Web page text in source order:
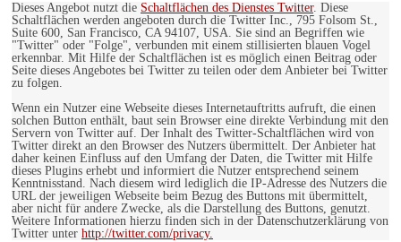
Dieses Angebot nutzt die Schaltflächen des Dienstes Twitter. Diese
Schaltflächen werden angeboten durch die Twitter Inc., 795 Folsom St.,
Suite 600, San Francisco, CA 94107, USA. Sie sind an Begriffen wie
"Twitter" oder "Folge", verbunden mit einem stillisierten blauen Vogel
erkennbar. Mit Hilfe der Schaltflächen ist es möglich einen Beitrag oder
Seite dieses Angebotes bei Twitter zu teilen oder dem Anbieter bei Twitter
zu folgen.
Wenn ein Nutzer eine Webseite dieses Internetauftritts aufruft, die einen
solchen Button enthält, baut sein Browser eine direkte Verbindung mit den
Servern von Twitter auf. Der Inhalt des Twitter-Schaltflächen wird von
Twitter direkt an den Browser des Nutzers übermittelt. Der Anbieter hat
daher keinen Einfluss auf den Umfang der Daten, die Twitter mit Hilfe
dieses Plugins erhebt und informiert die Nutzer entsprechend seinem
Kenntnisstand. Nach diesem wird lediglich die IP-Adresse des Nutzers die
URL der jeweiligen Webseite beim Bezug des Buttons mit übermittelt,
aber nicht für andere Zwecke, als die Darstellung des Buttons, genutzt.
Weitere Informationen hierzu finden sich in der Datenschutzerklärung von
Twitter unter http://twitter.com/privacy.